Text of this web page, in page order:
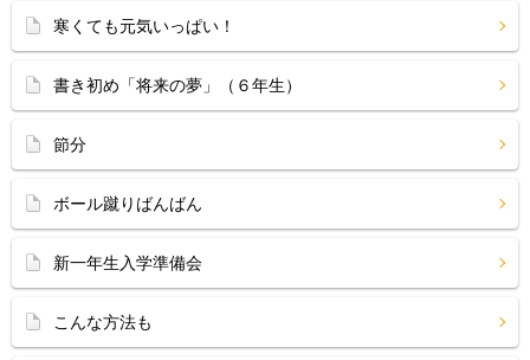
寒くても元気いっぱい！
書き初め「将来の夢」（６年生）
節分
ボール蹴りばんばん
新一年生入学準備会
こんな方法も